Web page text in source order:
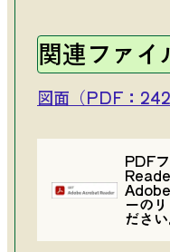
関連ファイ
図面（PDF：
PDF
ーの
ださい